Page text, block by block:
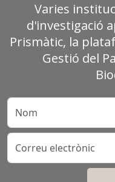
Varies
d'investigació
Prismàtic, la
Gestió del
Nom
Correu electrònic